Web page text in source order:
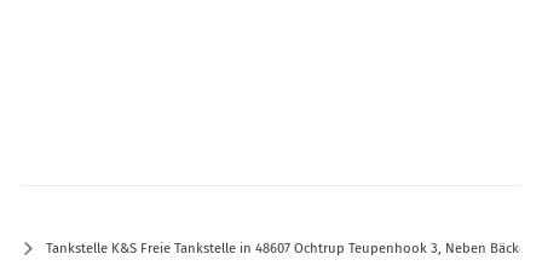
Tankstelle K&S Freie Tankstelle in 48607 Ochtrup Teupenhook 3, Neben